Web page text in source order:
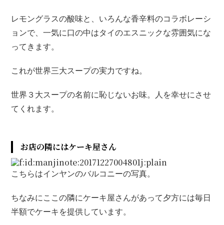
レモングラスの酸味と、いろんな香辛料のコラボレーシ
ョンで、一気に口の中はタイのエスニックな雰囲気にな
ってきます。
これが世界三大スープの実力ですね。
世界３大スープの名前に恥じないお味。人を幸せにさせ
てくれます。
お店の隣にはケーキ屋さん
こちらはインヤンのバルコニーの写真。
ちなみにここの隣にケーキ屋さんがあって夕方には毎日
半額でケーキを提供しています。